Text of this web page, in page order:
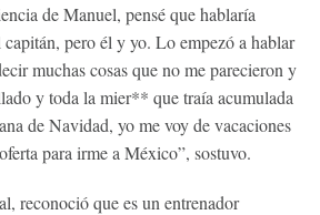
de Manuel, pensé que hablaría
pero él y yo. Lo empezó a hablar
muchas cosas que no me parecieron y
y toda la mier** que traía acumulada
de Navidad, yo me voy de vacaciones
para irme a México”, sostuvo.
reconoció que es un entrenador